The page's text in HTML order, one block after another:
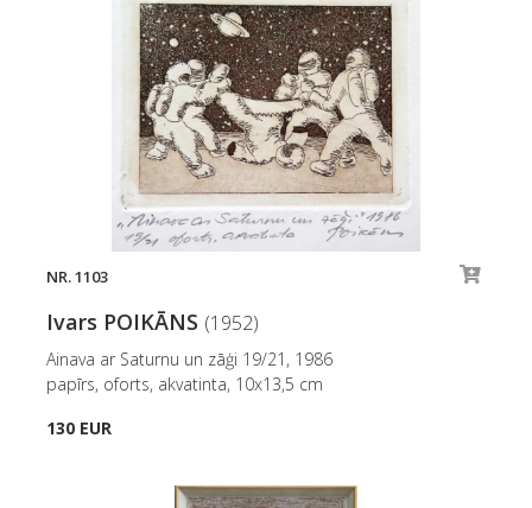
NR. 1103
Ivars POIKĀNS (1952)
Ainava ar Saturnu un zāģi 19/21, 1986
papīrs, oforts, akvatinta, 10x13,5 cm
130 EUR